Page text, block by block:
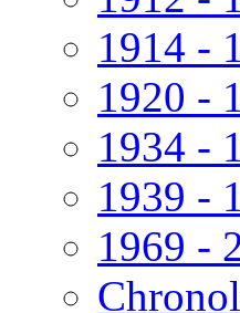
1914 -
1920 -
1934 -
1939 -
1969 -